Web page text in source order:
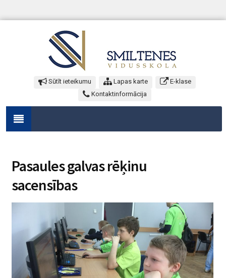
Sūtīt ieteikumu Lapas karte
E-klase
Kontaktinformācija
Pasaules galvas rēķinu
sacensības